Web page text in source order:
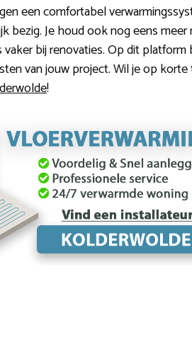
een comfortabel
bezig. Je houd ook nog eens
bij renovaties. Op dit platform
van jouw project. Wil je op korte
!